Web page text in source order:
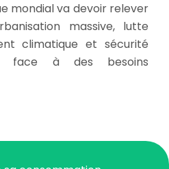
mondial va devoir relever
massive, lutte
climatique et sécurité
face à des besoins